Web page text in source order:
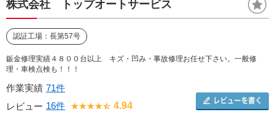
株式会社 トップオートサービス
認証工場：長第57号
鈑金修理実績４８００台以上 キズ・凹み・事故修理お任せ下さい。一般修
理・車検点検も！！！
作業実績 71件
レビュー 16件 4.94